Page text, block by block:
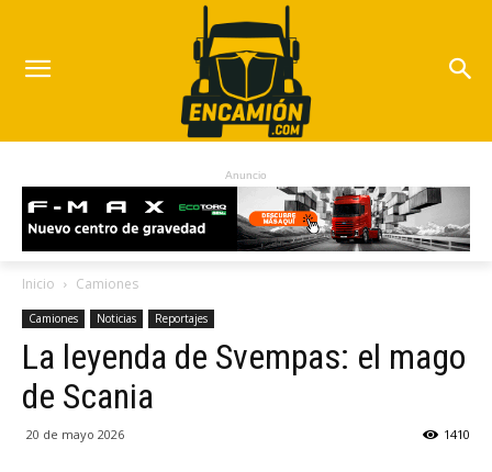
Anuncio
Inicio Camiones
Camiones Noticias Reportajes
La leyenda de Svempas: el mago
de Scania
20 de mayo 2026 1410